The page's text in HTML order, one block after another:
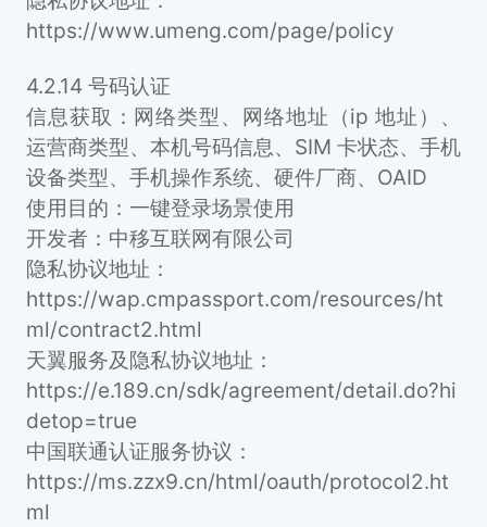
https://www.umeng.com/page/policy
4.2.14 号码认证
信息获取：网络类型、网络地址（ip 地址）、
运营商类型、本机号码信息、SIM 卡状态、手机
设备类型、手机操作系统、硬件厂商、OAID
使用目的：一键登录场景使用
开发者：中移互联网有限公司
隐私协议地址：
https://wap.cmpassport.com/resources/ht
ml/contract2.html
天翼服务及隐私协议地址：
https://e.189.cn/sdk/agreement/detail.do?hi
detop=true
中国联通认证服务协议：
https://ms.zzx9.cn/html/oauth/protocol2.ht
ml